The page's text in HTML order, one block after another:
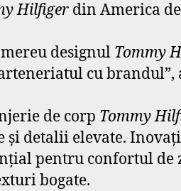
Hilfiger din America
designul Tommy
cu brandul”,
de corp Tommy
detalii elevate.
pentru confortul de
bogate.